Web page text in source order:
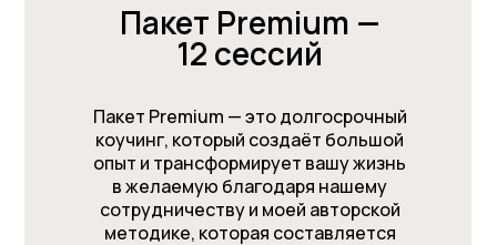
Пакет Premium —
12 сессий
Пакет Premium — это долгосрочный
коучинг, который создаёт большой
опыт и трансформирует вашу жизнь
в желаемую благодаря нашему
сотрудничеству и моей авторской
методике, которая составляется